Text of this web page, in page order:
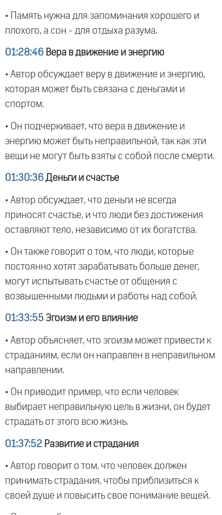
• Память нужна для запоминания хорошего и
плохого, а сон - для отдыха разума.
01:28:46 Вера в движение и энергию
• Автор обсуждает веру в движение и энергию,
которая может быть связана с деньгами и
спортом.
• Он подчеркивает, что вера в движение и
энергию может быть неправильной, так как эти
вещи не могут быть взяты с собой после смерти.
01:30:36 Деньги и счастье
• Автор обсуждает, что деньги не всегда
приносят счастье, и что люди без достижения
оставляют тело, независимо от их богатства.
• Он также говорит о том, что люди, которые
постоянно хотят зарабатывать больше денег,
могут испытывать счастье от общения с
возвышенными людьми и работы над собой.
01:33:55 Эгоизм и его влияние
• Автор объясняет, что эгоизм может привести к
страданиям, если он направлен в неправильном
направлении.
• Он приводит пример, что если человек
выбирает неправильную цель в жизни, он будет
страдать от этого всю жизнь.
01:37:52 Развитие и страдания
• Автор говорит о том, что человек должен
принимать страдания, чтобы приблизиться к
своей душе и повысить свое понимание вещей.